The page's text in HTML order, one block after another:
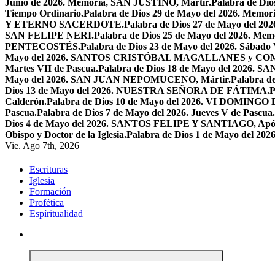
Junio de 2026. Memoria, SAN JUSTINO, Mártir.Palabra de
Tiempo Ordinario.Palabra de Dios 29 de Mayo del 2026.
Y ETERNO SACERDOTE.Palabra de Dios 27 de Mayo del
SAN FELIPE NERI.Palabra de Dios 25 de Mayo del 2026.
PENTECOSTÉS.Palabra de Dios 23 de Mayo del 2026.
Mayo del 2026. SANTOS CRISTÓBAL MAGALLANES y
Martes VII de Pascua.Palabra de Dios 18 de Mayo del 2026.
Mayo del 2026. SAN JUAN NEPOMUCENO, Mártir.Palabra
Dios 13 de Mayo del 2026. NUESTRA SEÑORA DE FÁTIMA.
Calderón.Palabra de Dios 10 de Mayo del 2026. VI DOMINGO
Pascua.Palabra de Dios 7 de Mayo del 2026. Jueves V de Pascua.
Dios 4 de Mayo del 2026. SANTOS FELIPE Y SANTIAGO,
Obispo y Doctor de la Iglesia.Palabra de Dios 1 de Mayo del
Vie. Ago 7th, 2026
Escrituras
Iglesia
Formación
Profética
Espíritualidad